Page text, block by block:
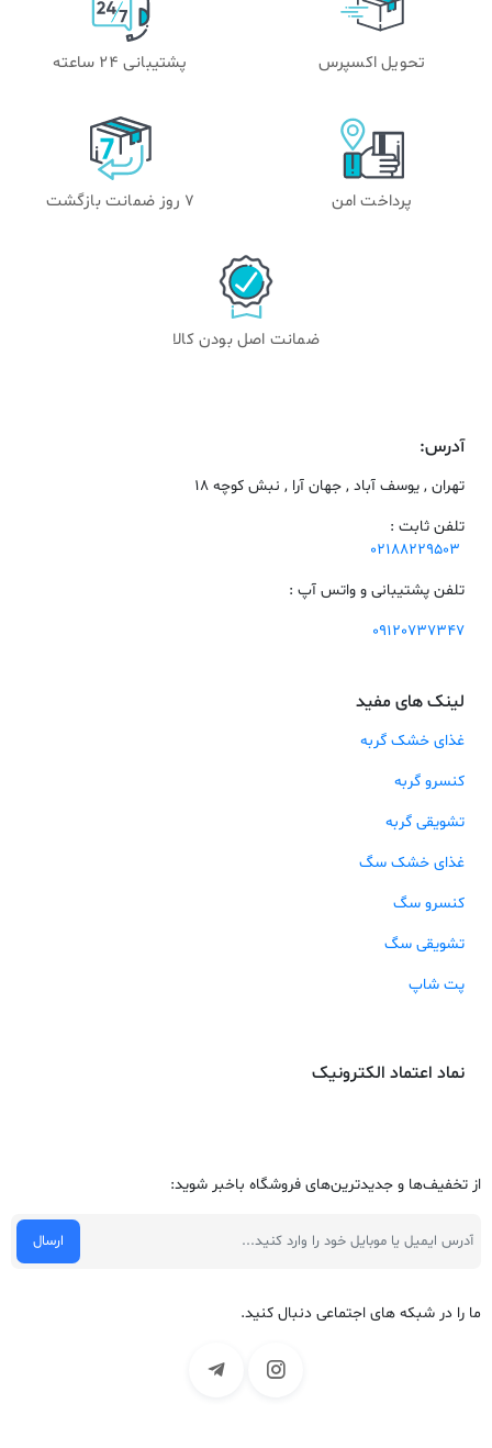
تحویل اکسپرس پشتیبانی 24 ساعته
پرداخت امن ۷ روز ضمانت بازگشت
ضمانت اصل بودن کالا
آدرس:
تهران , یوسف آباد , جهان آرا , نبش کوچه 18
تلفن ثابت :
02188229503
تلفن پشتیبانی و واتس آپ :
09120737347
لینک های مفید
غذای خشک گربه
کنسرو گربه
تشویقی گربه
غذای خشک سگ
کنسرو سگ
تشویقی سگ
پت شاپ
نماد اعتماد الکترونیک
از تخفیف‌ها و جدیدترین‌های فروشگاه باخبر شوید:
ما را در شبکه های اجتماعی دنبال کنید.